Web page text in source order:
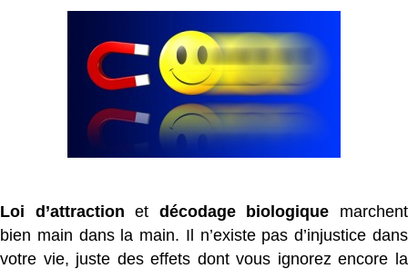
Loi d’attraction et décodage biologique marchent
bien main dans la main. Il n’existe pas d’injustice dans
votre vie, juste des effets dont vous ignorez encore la